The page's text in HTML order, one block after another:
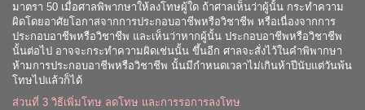
มาตรา 50 เมื่อศาลพิพากษาให้ลงโทษผู้ใด ถ้าศาลเห็นว่าผู้นั้น กระทำความ
ผิดโดยอาศัยโอกาสจากการประกอบอาชีพหรือวิชาชีพ หรือเนื่องจากการ
ประกอบอาชีพหรือวิชาชีพ และเห็นว่าหากผู้นั้น ประกอบอาชีพหรือวิชาชีพ
นั้นต่อไป อาจจะกระทำความผิดเช่นนั้น ขึ้นอีก ศาลจะสั่งไว้ในคำพิพากษา
ห้ามการประกอบอาชีพหรือวิชาชีพ นั้นมีกำหนดเวลาไม่เกินห้าปีนับแต่วันพ้น
โทษไปแล้วก็ได้
ส่วนที่ 3 วิธีเพิ่มโทษ ลดโทษ และการรอการลงโทษ